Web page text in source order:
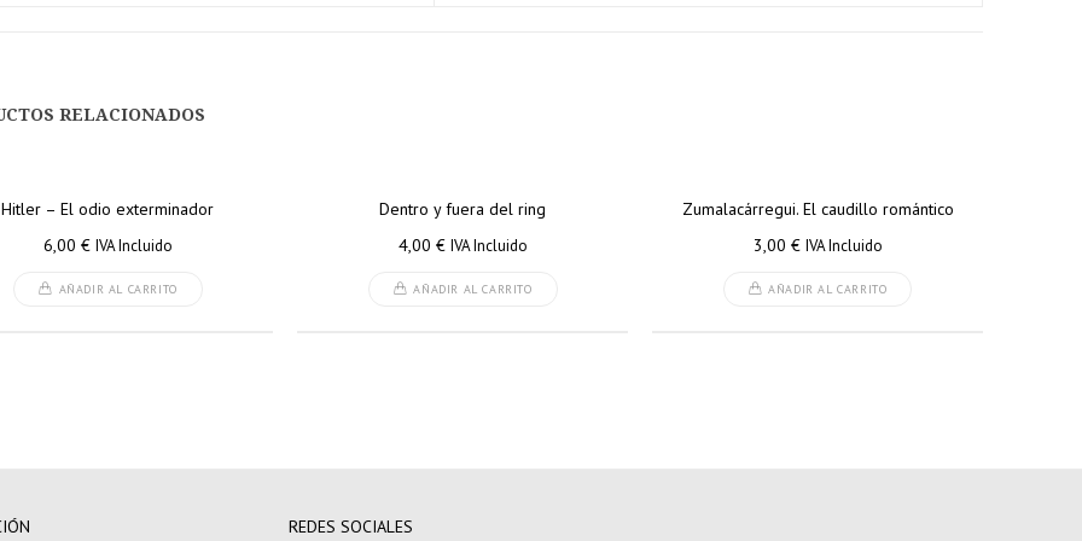
RELACIONADOS
Hitler – El odio exterminador
6,00 € IVA Incluido
AÑADIR AL CARRITO
Dentro y fuera del ring
4,00 € IVA Incluido
AÑADIR AL CARRITO
Zumalacárregui. El caudillo romántico
3,00 € IVA Incluido
AÑADIR AL CARRITO
REDES SOCIALES